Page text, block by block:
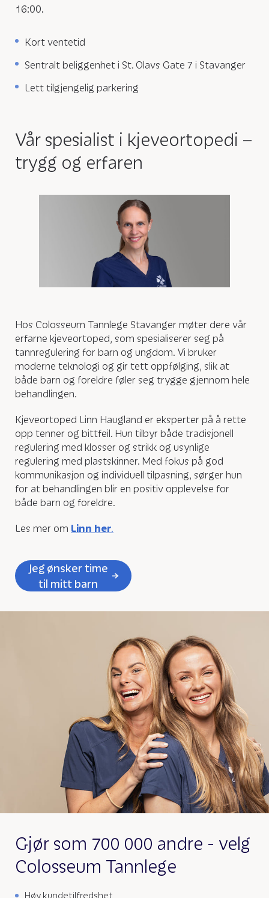
16:00.
Kort ventetid
Sentralt beliggenhet i St. Olavs Gate 7 i Stavanger
Lett tilgjengelig parkering
Vår spesialist i kjeveortopedi –
trygg og erfaren
Hos Colosseum Tannlege Stavanger møter dere vår
erfarne kjeveortoped, som spesialiserer seg på
tannregulering for barn og ungdom. Vi bruker
moderne teknologi og gir tett oppfølging, slik at
både barn og foreldre føler seg trygge gjennom hele
behandlingen.
Kjeveortoped Linn Haugland er eksperter på å rette
opp tenner og bittfeil. Hun tilbyr både tradisjonell
regulering med klosser og strikk og usynlige
regulering med plastskinner. Med fokus på god
kommunikasjon og individuell tilpasning, sørger hun
for at behandlingen blir en positiv opplevelse for
både barn og foreldre.
Les mer om Linn her.
Jeg ønsker time
til mitt barn
Gjør som 700 000 andre - velg
Colosseum Tannlege
Høy kundetilfredshet